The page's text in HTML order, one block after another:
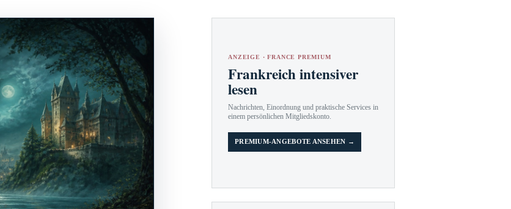
ANZEIGE · FRANCE PREMIUM
Frankreich intensiver
lesen
Nachrichten, Einordnung und praktische Services in
einem persönlichen Mitgliedskonto.
PREMIUM-ANGEBOTE ANSEHEN →